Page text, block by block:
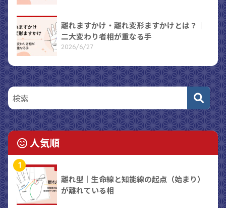
離れますかけ・離れ変形ますかけとは？｜
二大変わり者相が重なる手
2026/6/27
人気順
1
離れ型｜生命線と知能線の起点（始まり）
が離れている相